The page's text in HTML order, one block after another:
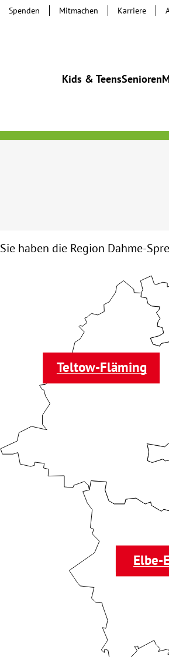
Kids & TeensSenioren
Spenden Mitmachen Karriere
Sie haben die Region Dahme-
Elbe-
Teltow-Fläming